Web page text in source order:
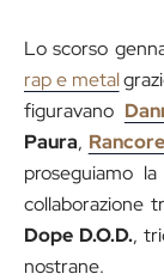
Lo scorso
rap e metal
figuravano
Paura, Rancore
proseguiamo
collaborazione
Dope D.O.D.,
nostrane.